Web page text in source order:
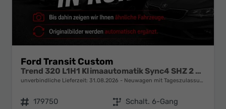
Ford Transit Custom
Trend 320 L1H1 Klimaautomatik Sync4 SHZ 2 x Einparkhilfe Kamera 5JG
unverbindliche Lieferzeit: 31.08.2026 Neuwagen mit Tageszulassung
Fahrzeugnr. 179750 Getriebe Schalt. 6-Gang